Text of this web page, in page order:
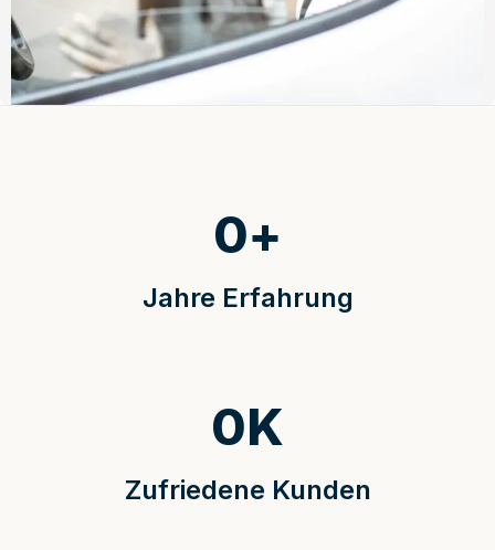
Jahre Erfahrung
0+
Zufriedene Kunden
0K